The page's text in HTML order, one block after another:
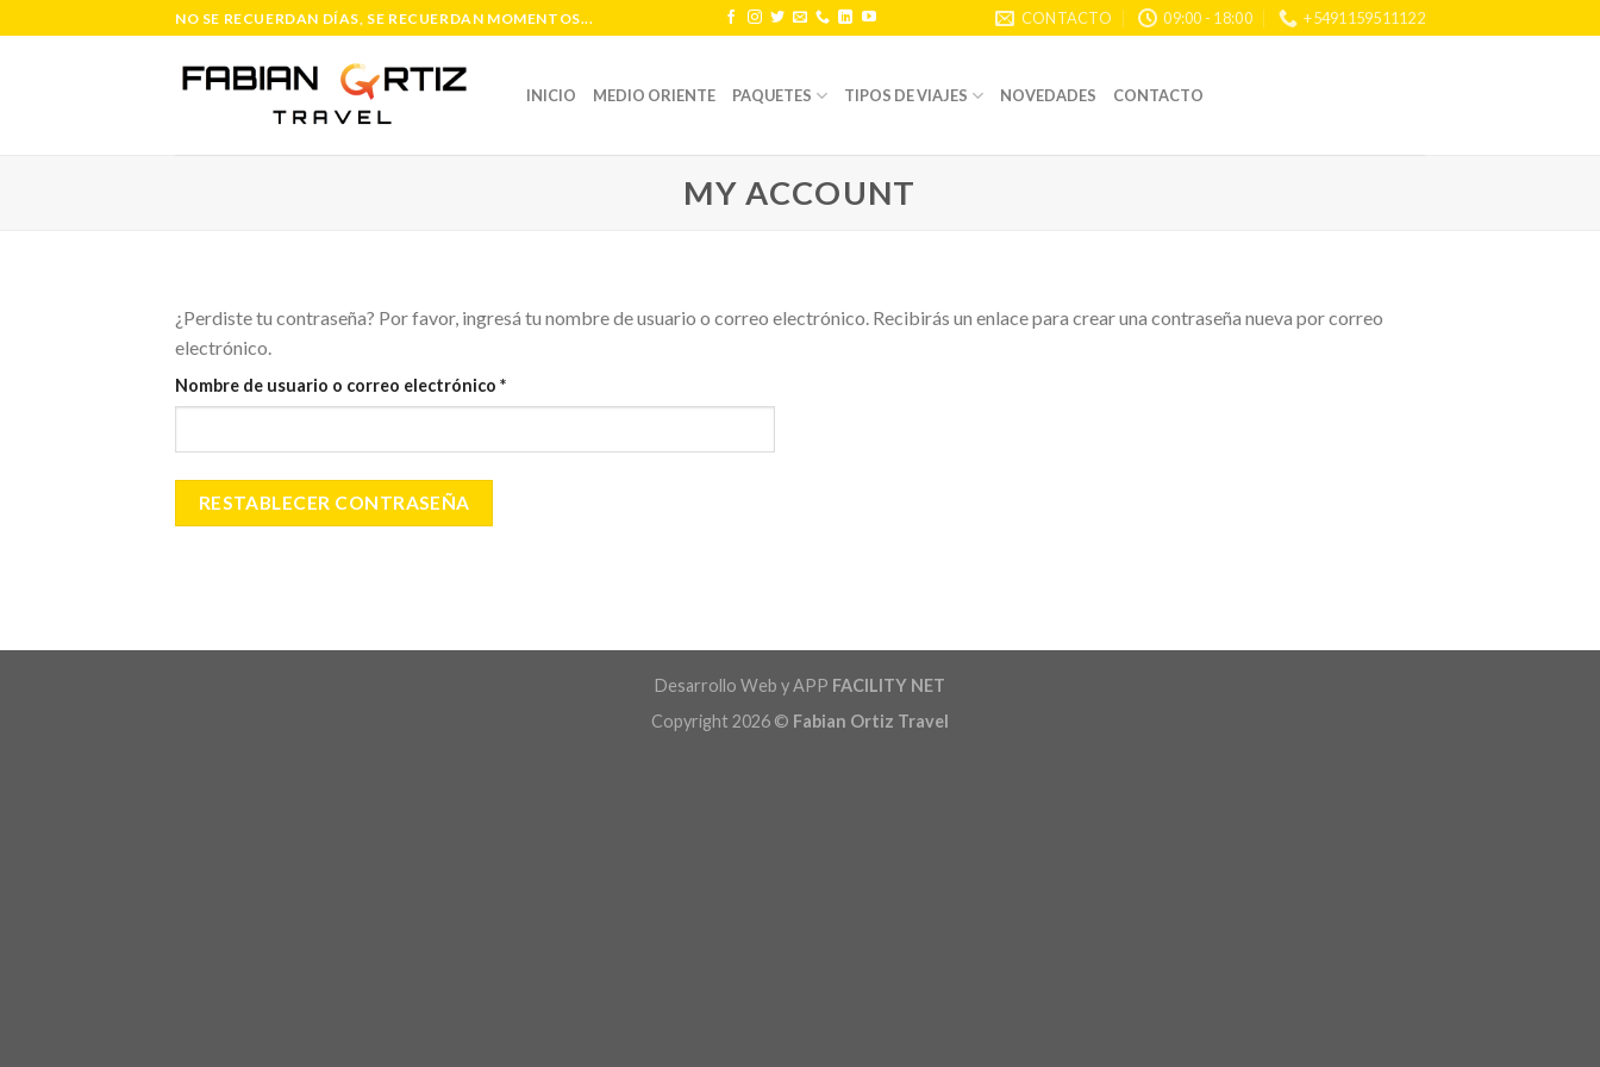
al
NO SE RECUERDAN DÍAS, SE RECUERDAN MOMENTOS... CONTACTO 09:00 - 18:00 +5491159511122
INICIO MEDIO ORIENTE PAQUETES TIPOS DE VIAJES NOVEDADES CONTACTO
MY ACCOUNT
¿Perdiste tu contraseña? Por favor, ingresá tu nombre de usuario o correo electrónico. Recibirás un enlace para crear una contraseña nueva por correo
electrónico.
Nombre de usuario o correo electrónico *Requerido
RESTABLECER CONTRASEÑA
Desarrollo Web y APP FACILITY NET
Copyright 2026 © Fabian Ortiz Travel